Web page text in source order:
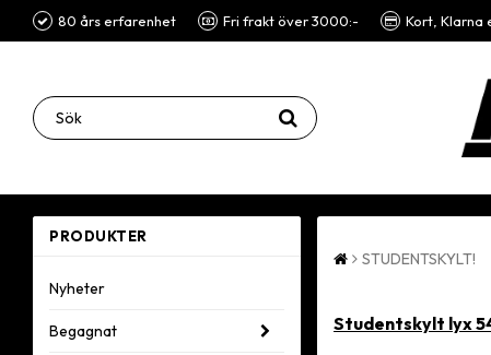
80 års erfarenhet Fri frakt över 3000:- Kort, Klarna
PRODUKTER
Nyheter
Begagnat
STUDENTSKYLT!
Studentskylt lyx